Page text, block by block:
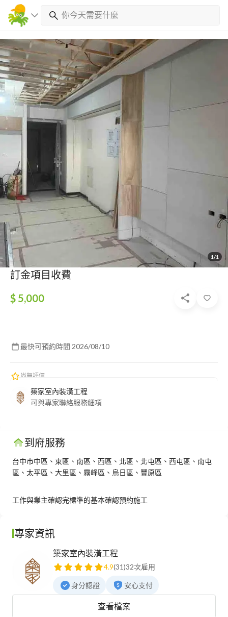
1/1
訂金項目收費
尚無評價
最快可預約時間 2026/08/10
$ 5,000
築家室內裝潢工程
可與專家聯絡服務細項
到府服務
台中市中區、東區、南區、西區、北區、北屯區、西屯區、南屯
區、太平區、大里區、霧峰區、烏日區、豐原區
工作與業主確認完標準的基本確認預約施工
專家資訊
築家室內裝潢工程
4.9(31)32次雇用
身分認證 安心支付
查看檔案